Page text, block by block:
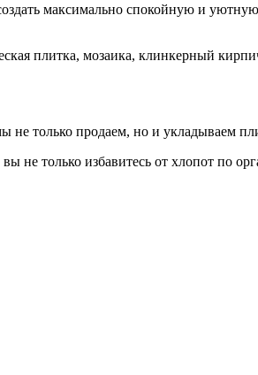
максимально спокойную и
плитка, мозаика, клинкерный
не только продаем, но и укладываем
только избавитесь от хлопот по